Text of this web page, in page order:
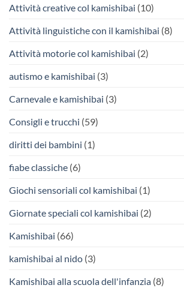
Attività creative col kamishibai (10)
Attività linguistiche con il kamishibai (8)
Attività motorie col kamishibai (2)
autismo e kamishibai (3)
Carnevale e kamishibai (3)
Consigli e trucchi (59)
diritti dei bambini (1)
fiabe classiche (6)
Giochi sensoriali col kamishibai (1)
Giornate speciali col kamishibai (2)
Kamishibai (66)
kamishibai al nido (3)
Kamishibai alla scuola dell'infanzia (8)